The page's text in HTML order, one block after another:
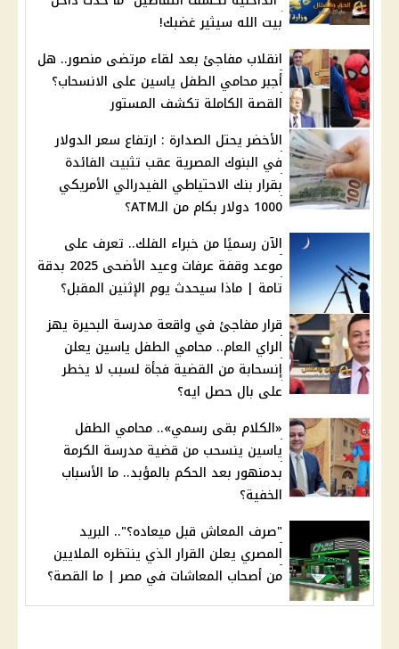
بيت الله سيثير غضبك!
انقلاب مفاجئ بعد لقاء مرتضى منصور.. هل
أجبر محامي الطفل ياسين على الانسحاب؟
القصة الكاملة تكشف المستور
الأخضر يحتل الصدارة : ارتفاع سعر الدولار
في البنوك المصرية عقب تثبيت الفائدة
بقرار بنك الاحتياطي الفيدرالي الأمريكي
1000 دولار بكام من الـATM؟
الآن رسميًا من خبراء الفلك.. تعرف على
موعد وقفة عرفات وعيد الأضحى 2025 بدقة
تامة | ماذا سيحدث يوم الإثنين المقبل؟
قرار مفاجئ في واقعة مدرسة البحيرة يهز
الراي العام.. محامي الطفل ياسين يعلن
إنسحابة من القضية فجأة لسبب لا يخطر
على بال حصل ايه؟
«الكلام بقى رسمي».. محامي الطفل
ياسين ينسحب من قضية مدرسة الكرمة
بدمنهور بعد الحكم بالمؤبد.. ما الأسباب
الخفية؟
"صرف المعاش قبل ميعاده؟".. البريد
المصري يعلن القرار الذي ينتظره الملايين
من أصحاب المعاشات في مصر | ما القصة؟